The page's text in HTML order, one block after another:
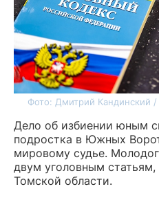
Фото: Дмитрий Кандинский
Дело об избиении юным
подростка в Южных
мировому судье.
двум уголовным
Томской области.